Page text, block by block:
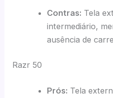
Contras: Tela
intermediário,
ausência de
Razr 50
Prós: Tela